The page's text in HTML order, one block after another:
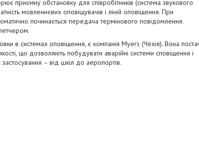
приємну обстановку для співробітників (система звукового
мовленнєвих оповіщувачів і ліній оповіщення. При
починається передача термінового повідомлення.
в системах оповіщення, є компанія Myers (Чехія).Вона
що дозволяють побудувати аварійні системи сповіщення і
застосування – від шкіл до аеропортів.